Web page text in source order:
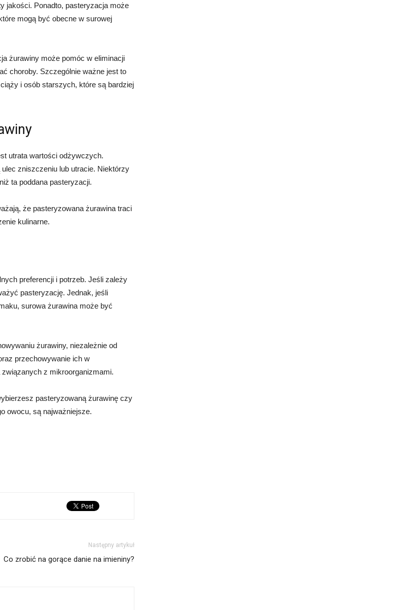
jakości. Ponadto, pasteryzacja może
mogą być obecne w surowej
żurawiny może pomóc w eliminacji
choroby. Szczególnie ważne jest to
i osób starszych, które są bardziej
utrata wartości odżywczych.
zniszczeniu lub utracie. Niektórzy
ta poddana pasteryzacji.
że pasteryzowana żurawina traci
kulinarne.
preferencji i potrzeb. Jeśli zależy
pasteryzację. Jednak, jeśli
surowa żurawina może być
żurawiny, niezależnie od
przechowywanie ich w
z mikroorganizmami.
pasteryzowaną żurawinę czy
owocu, są najważniejsze.
Następny artykuł
Co zrobić na gorące danie na imieniny?